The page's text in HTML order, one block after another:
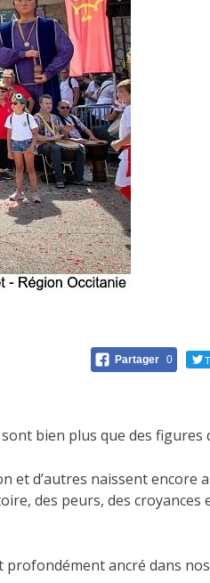
Partager 0
bien plus que des figures
d’autres naissent encore
des peurs, des
profondément ancré dans